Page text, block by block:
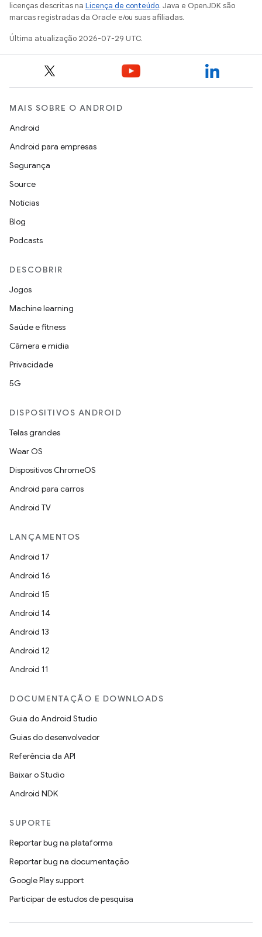
licenças descritas na Licença de conteúdo. Java e OpenJDK são
marcas registradas da Oracle e/ou suas afiliadas.
Última atualização 2026-07-29 UTC.
MAIS SOBRE O ANDROID
Android
Android para empresas
Segurança
Source
Notícias
Blog
Podcasts
DESCOBRIR
Jogos
Machine learning
Saúde e fitness
Câmera e mídia
Privacidade
5G
DISPOSITIVOS ANDROID
Telas grandes
Wear OS
Dispositivos ChromeOS
Android para carros
Android TV
LANÇAMENTOS
Android 17
Android 16
Android 15
Android 14
Android 13
Android 12
Android 11
DOCUMENTAÇÃO E DOWNLOADS
Guia do Android Studio
Guias do desenvolvedor
Referência da API
Baixar o Studio
Android NDK
SUPORTE
Reportar bug na plataforma
Reportar bug na documentação
Google Play support
Participar de estudos de pesquisa